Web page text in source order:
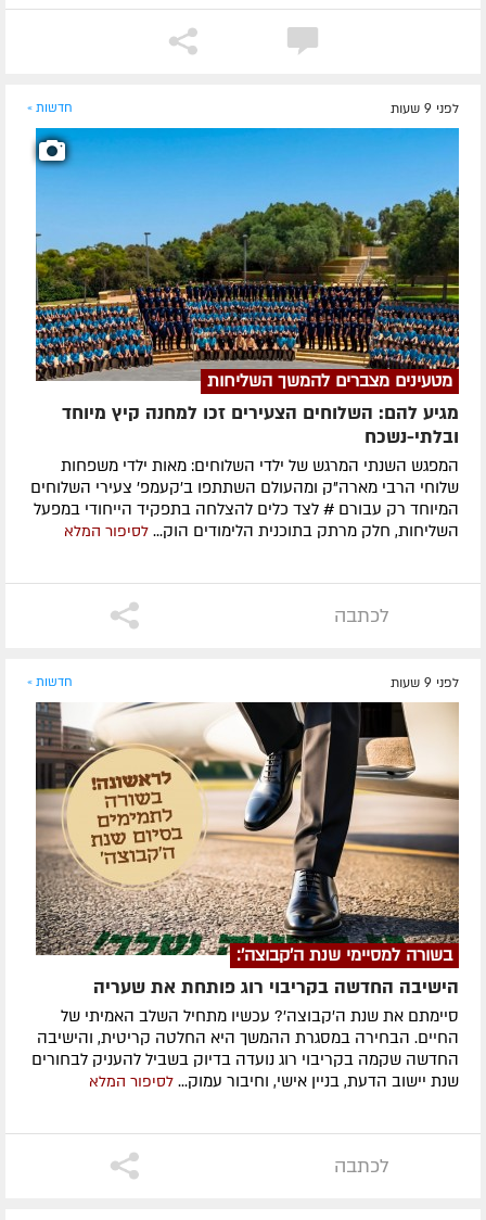
לפני 9 שעות חדשות »
מטעינים מצברים להמשך השליחות
מגיע להם: השלוחים הצעירים זכו למחנה קיץ מיוחד
ובלתי-נשכח
המפגש השנתי המרגש של ילדי השלוחים: מאות ילדי משפחות
שלוחי הרבי מארה"ק ומהעולם השתתפו ב'קעמפ' צעירי השלוחים
המיוחד רק עבורם # לצד כלים להצלחה בתפקיד הייחודי במפעל
השליחות, חלק מרתק בתוכנית הלימודים הוק... לסיפור המלא
לכתבה
לפני 9 שעות חדשות »
בשורה למסיימי שנת ה'קבוצה':
הישיבה החדשה בקריבוי רוג פותחת את שעריה
סיימתם את שנת ה'קבוצה'? עכשיו מתחיל השלב האמיתי של
החיים. הבחירה במסגרת ההמשך היא החלטה קריטית, והישיבה
החדשה שקמה בקריבוי רוג נועדה בדיוק בשביל להעניק לבחורים
שנת יישוב הדעת, בניין אישי, וחיבור עמוק... לסיפור המלא
לכתבה